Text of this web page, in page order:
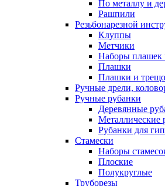
По металлу и
Рашпили
Резьбонарезной
Клуппы
Метчики
Наборы плашек
Плашки
Плашки и
Ручные дрели,
Ручные рубанки
Деревянные
Металлические
Рубанки для
Стамески
Наборы
Плоские
Полукруглые
Труборезы